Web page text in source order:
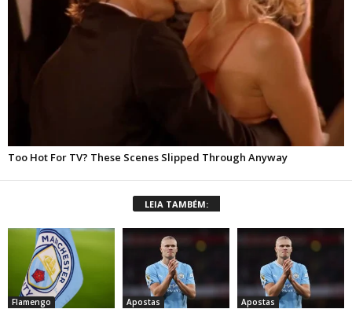
LEIA TAMBÉM:
Flamengo Apostas Apostas